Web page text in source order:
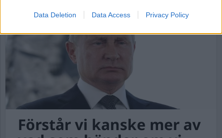
Data Deletion Data Access Privacy Policy
Förstår vi kanske mer av